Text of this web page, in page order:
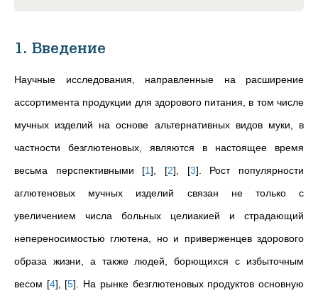
1. Введение
Научные исследования, направленные на расширение
ассортимента продукции для здорового питания, в том числе
мучных изделий на основе альтернативных видов муки, в
частности безглютеновых, являются в настоящее время
весьма перспективными [1] [2] [3]
Рост популярности
аглютеновых мучных изделий связан не только с
увеличением числа больных целиакией и страдающий
непереносимостью глютена, но и приверженцев здорового
образа жизни, а также людей, борющихся с избыточным
весом [4] [5]
На рынке безглютеновых продуктов основную